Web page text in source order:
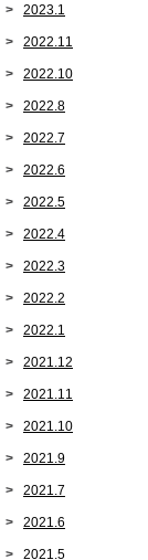
2023.1
2022.11
2022.10
2022.8
2022.7
2022.6
2022.5
2022.4
2022.3
2022.2
2022.1
2021.12
2021.11
2021.10
2021.9
2021.7
2021.6
2021.5